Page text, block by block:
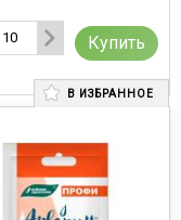
Купить
В ИЗБРАННОЕ